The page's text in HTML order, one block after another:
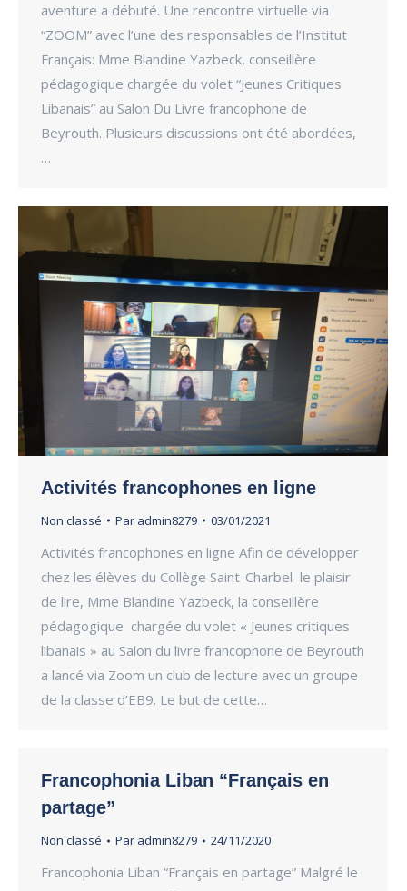
aventure a débuté. Une rencontre virtuelle via
“ZOOM” avec l’une des responsables de l’Institut
Français: Mme Blandine Yazbeck, conseillère
pédagogique chargée du volet “Jeunes Critiques
Libanais” au Salon Du Livre francophone de
Beyrouth. Plusieurs discussions ont été abordées,
…
Activités francophones en ligne
Non classé Par admin8279 03/01/2021
Activités francophones en ligne Afin de développer
chez les élèves du Collège Saint-Charbel le plaisir
de lire, Mme Blandine Yazbeck, la conseillère
pédagogique chargée du volet « Jeunes critiques
libanais » au Salon du livre francophone de Beyrouth
a lancé via Zoom un club de lecture avec un groupe
de la classe d’EB9. Le but de cette…
Francophonia Liban “Français en
partage”
Non classé Par admin8279 24/11/2020
Francophonia Liban “Français en partage” Malgré le